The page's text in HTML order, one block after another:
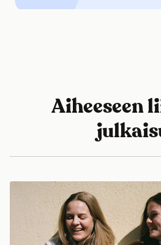
Aiheeseen